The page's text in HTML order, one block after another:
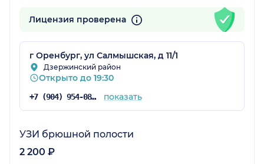
Лицензия проверена
г Оренбург, ул Салмышская, д 11/1
Дзержинский район
Открыто до 19:30
+7 (904) 954-08-32 показать
УЗИ брюшной полости
2 200 ₽